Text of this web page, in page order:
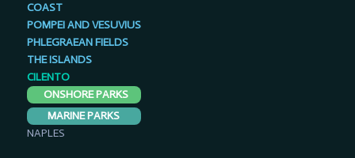
COAST
POMPEI AND VESUVIUS
PHLEGRAEAN FIELDS
THE ISLANDS
CILENTO
ONSHORE PARKS
MARINE PARKS
NAPLES